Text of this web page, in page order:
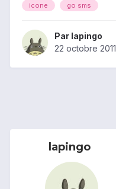
icone go sms
Par lapingo
22 octobre 2011
lapingo